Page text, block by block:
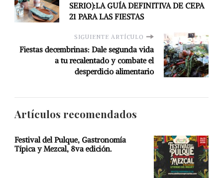
SERIO):LA GUÍA DEFINITIVA DE CEPA
21 PARA LAS FIESTAS
SIGUIENTE ARTÍCULO
Fiestas decembrinas: Dale segunda vida
a tu recalentado y combate el
desperdicio alimentario
Artículos recomendados
Festival del Pulque, Gastronomía
Típica y Mezcal, 8va edición.